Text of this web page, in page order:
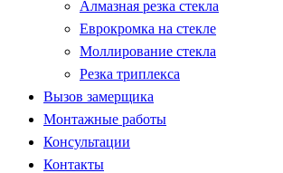
Алмазная резка стекла
Еврокромка на стекле
Моллирование стекла
Резка триплекса
Вызов замерщика
Монтажные работы
Консультации
Контакты